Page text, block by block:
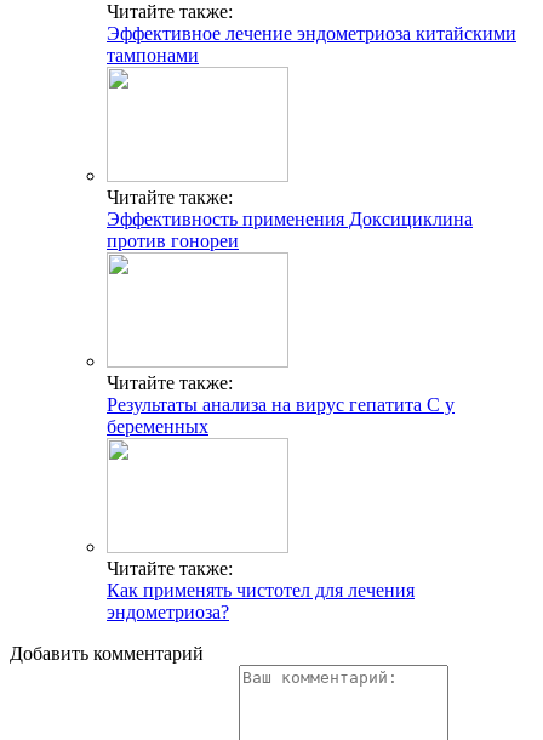
Читайте также:
Эффективное лечение эндометриоза китайскими
тампонами
Читайте также:
Эффективность применения Доксициклина
против гонореи
Читайте также:
Результаты анализа на вирус гепатита С у
беременных
Читайте также:
Как применять чистотел для лечения
эндометриоза?
Добавить комментарий